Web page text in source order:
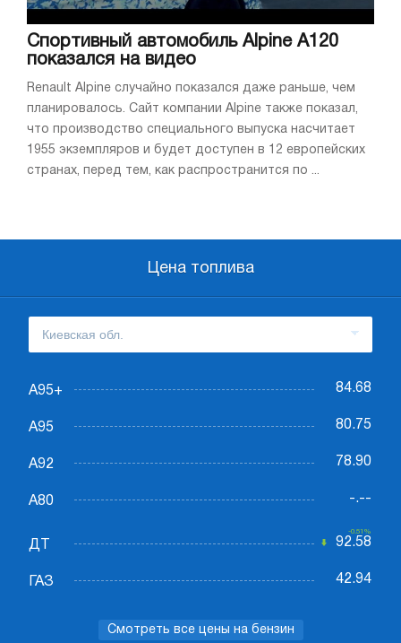
Спортивный автомобиль Alpine A120
показался на видео
Renault Alpine случайно показался даже раньше, чем
планировалось. Сайт компании Alpine также показал,
что производство специального выпуска насчитает
1955 экземпляров и будет доступен в 12 европейских
странах, перед тем, как распространится по ...
Цена топлива
А95+ 84.68
А95 80.75
А92 78.90
А80 -.--
ДТ
-0.51%
92.58
ГАЗ 42.94
Смотреть все цены на бензин